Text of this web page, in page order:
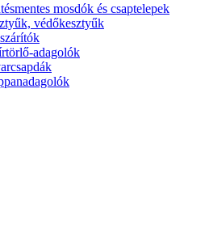
mosdók és csaptelepek
védőkesztyűk
adagolók